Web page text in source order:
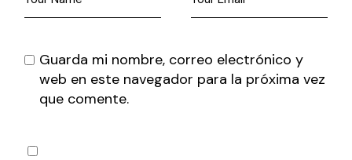
Guarda mi nombre, correo electrónico y
web en este navegador para la próxima vez
que comente.